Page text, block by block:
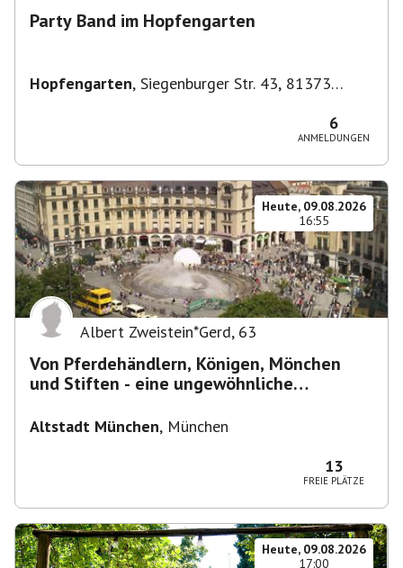
Party Band im Hopfengarten
Hopfengarten, Siegenburger Str. 43, 81373
6
ANMELDUNGEN
Heute, 09.08.2026
16:55
Albert Zweistein*Gerd, 63
Von Pferdehändlern, Königen, Mönchen
und Stiften - eine ungewöhnliche
Altstadt München, München
13
FREIE PLÄTZE
Heute, 09.08.2026
17:00